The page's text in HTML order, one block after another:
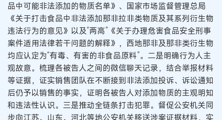
品中可能非法添加的物质名单》、国家市场监督管理总局
《关于打击食品中非法添加那非拉非类物质及其系列衍生物
违法行为的意见》以及“两高”《关于办理危害食品安全刑事
案件适用法律若干问题的解释》，西地那非及那非类衍生物
均应认定为“有毒、有害的非食品原料”。二是明确行为人主
观故意。梳理各被告人之间的微信聊天记录，结合举报材料
等证据，证实销售团队在不断接到非法添加投诉、诉讼通知
后仍予以销售的事实，证明各被告人对添加物质的主观明知
和违法性认识。三是推动全链条打击犯罪。督促公安机关同
步向江苏、山东、河北等地公安机关移送涉案证据材料，实